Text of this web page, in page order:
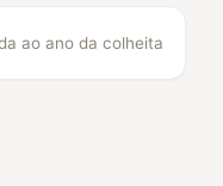
ao ano da colheita